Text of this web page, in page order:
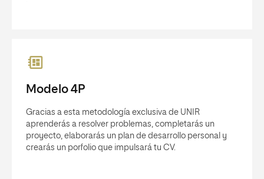
Modelo 4P
Gracias a esta metodología exclusiva de UNIR
aprenderás a resolver problemas, completarás un
proyecto, elaborarás un plan de desarrollo personal y
crearás un porfolio que impulsará tu CV.